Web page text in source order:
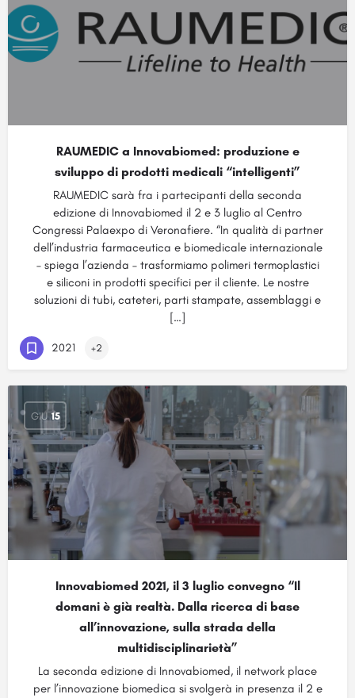
RAUMEDIC a Innovabiomed: produzione e
sviluppo di prodotti medicali “intelligenti”
RAUMEDIC sarà fra i partecipanti della seconda
edizione di Innovabiomed il 2 e 3 luglio al Centro
Congressi Palaexpo di Veronafiere. “In qualità di partner
dell’industria farmaceutica e biomedicale internazionale
– spiega l’azienda – trasformiamo polimeri termoplastici
e siliconi in prodotti specifici per il cliente. Le nostre
soluzioni di tubi, cateteri, parti stampate, assemblaggi e
[…]
2021 +2
GIU 15
Innovabiomed 2021, il 3 luglio convegno “Il
domani è già realtà. Dalla ricerca di base
all’innovazione, sulla strada della
multidisciplinarietà”
La seconda edizione di Innovabiomed, il network place
per l’innovazione biomedica si svolgerà in presenza il 2 e